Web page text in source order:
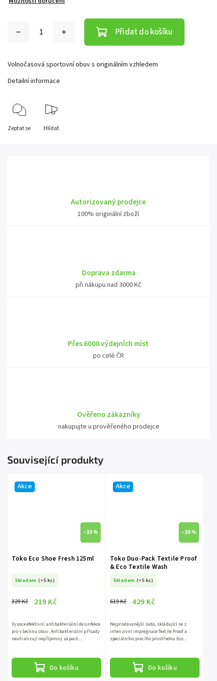
Přidat do košíku
Volnočasová sportovní obuv s originálním vzhledem
Detailní informace
Zeptat se Hlídat
Autorizovaný prodejce
100% originální zboží
Doprava zdarma
při nákupu nad 3000 Kč
Přes 6000 výdejních míst
po celé ČR
Ověřeno zákazníky
nakupujte u prověřeného prodejce
Související produkty
Akce
–33 %
Toko Eco Shoe Fresh 125ml
Skladem (>5 ks)
329 Kč 219 Kč
Do košíku
Vysoce efektivní antibakteriální desinfekce
pro všechnu obuv. Antibakteriální přísady
neutralizují nepříjemný zápach....
Akce
–30 %
Toko Duo-Pack Textile Proof
& Eco Textile Wash
Skladem (>5 ks)
619 Kč 429 Kč
Do košíku
Nejprodávanější sada, skládající se z
intenzivní impregnace Textile Proof a
speciálního pracího prostředku Eco...